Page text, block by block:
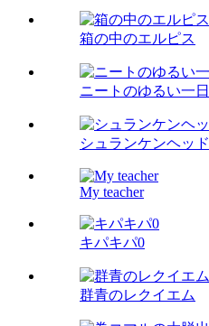
箱の中のエルピス
ニートのゆるい一日
シュランケンヘッド
My teacher
キパキパ0
群青のレクイエム